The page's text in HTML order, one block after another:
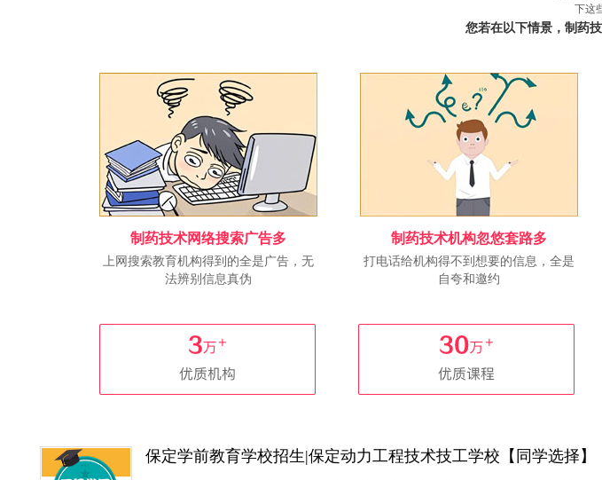
下这
您若在以下情景，制药
制药技术网络搜索广告多
上网搜索教育机构得到的全是广告，无
法辨别信息真伪
制药技术机构忽悠套路多
打电话给机构得不到想要的信息，全是
自夸和邀约
保定学前教育学校招生|保定动力工程技术技工学校【同学选择】